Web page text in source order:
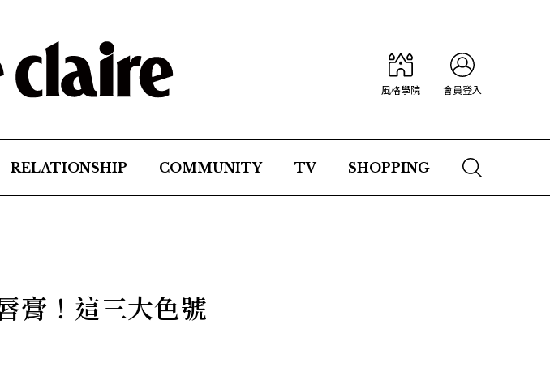
風格學院 會員登入
RELATIONSHIP COMMUNITY TV SHOPPING
膏！這三大色號